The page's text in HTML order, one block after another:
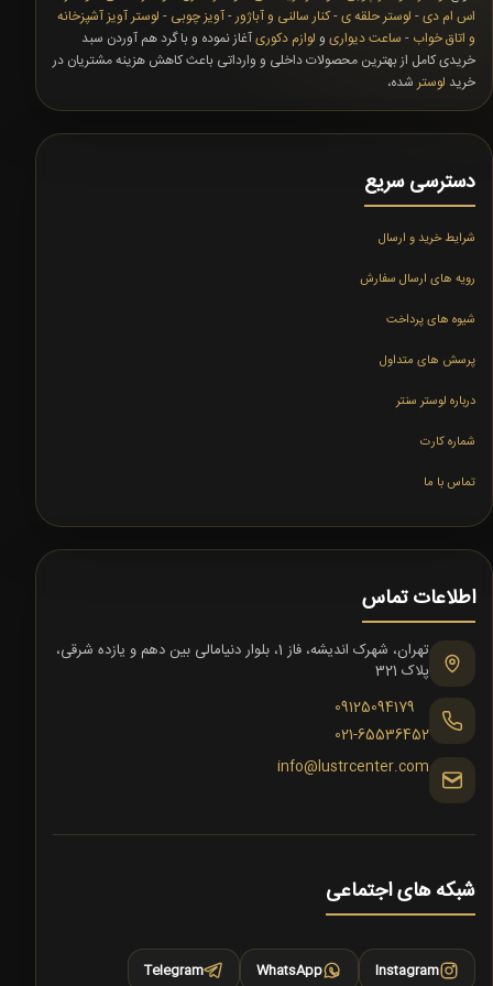
اس ام دی- لوستر حلقه ی-کنار سالنی و آباژور-آویز چوبی - لوستر آویز آشپزخانه
و اتاق خواب - ساعت دیواری و لوازم دکوریآغاز نموده و با گرد هم آوردن سبد
خریدی کامل از بهترین محصولات داخلی و وارداتی باعث کاهش هزینه مشتریان در
خرید لوستر شده،
دسترسی سریع
شرایط خرید و ارسال
رویه های ارسال سفارش
شیوه های پرداخت
پرسش های متداول
درباره لوستر سنتر
شماره کارت
تماس با ما
اطلاعات تماس
تهران، شهرک اندیشه، فاز 1، بلوار دنیامالی بین دهم و یازده شرقی،
پلاک 321
09125094179
021-65536452
info@lustrcenter.com
شبکه های اجتماعی
Instagram
WhatsApp
Telegram